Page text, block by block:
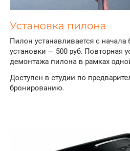
Установка пилона
Пилон устанавливается с начала
установки — 500 руб. Повторная
демонтажа пилона в рамках
Доступен в студии по
бронированию.